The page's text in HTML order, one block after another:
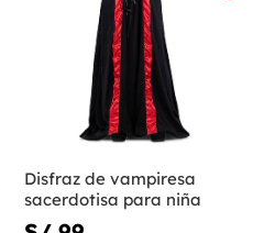
Disfraz de vampiresa
sacerdotisa para niña